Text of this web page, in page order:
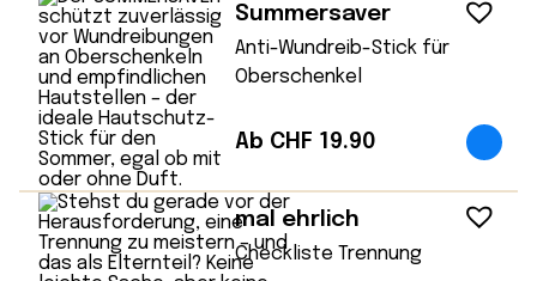
Summersaver
Anti-Wundreib-Stick für
Oberschenkel
Ab CHF 19.90
mal ehrlich
Checkliste Trennung